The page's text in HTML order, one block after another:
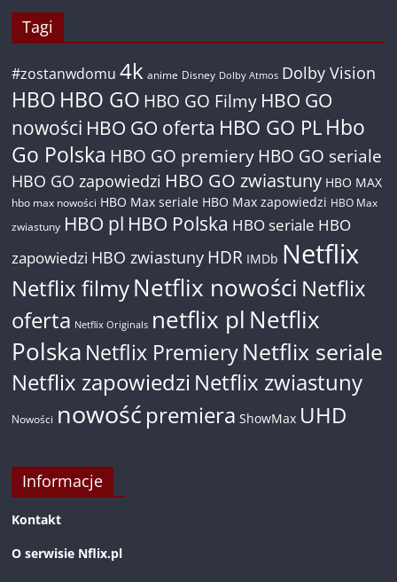
Tagi
#zostanwdomu 4k anime Disney Dolby Atmos Dolby Vision
HBO HBO GO HBO GO Filmy HBO GO
nowości HBO GO oferta HBO GO PL Hbo
Go Polska HBO GO premiery HBO GO seriale
HBO GO zapowiedzi HBO GO zwiastuny HBO MAX
hbo max nowości HBO Max seriale HBO Max zapowiedzi HBO Max
zwiastuny HBO pl HBO Polska HBO seriale HBO
zapowiedzi HBO zwiastuny HDR IMDb Netflix
Netflix filmyNetflix nowości Netflix
oferta Netflix Originals netflix pl Netflix
Polska Netflix PremieryNetflix seriale
Netflix zapowiedzi Netflix zwiastuny
Nowości nowość premiera ShowMax UHD
Informacje
Kontakt
O serwisie Nflix.pl